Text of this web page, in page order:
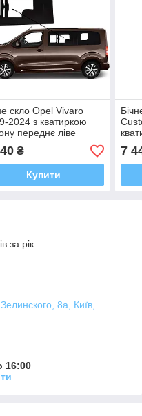
скло Opel Vivaro
2024 з кватиркою
переднє ліве
₴
Купити
7
за рік
8а, Київ,
16:00